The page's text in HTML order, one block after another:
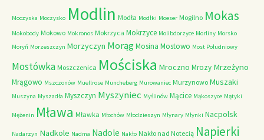
Moczyska Moczysko Modlin Modła Modłki Moeser Mogilno Mokas
Mokobody Mokowo Mokronos Mokrzyca Mokrzyce Molibdorzyce Morliny Morsko
Moryń Morzeszczyn Morzyczyn MorągMosina Mostowo Most Południowy
Mostówka Moszczenica Mościska Mroczno Mrozy Mrzeżyno
Mrągowo Mszczonów Muellrose Muncheberg Murowaniec Murzynowo Muszaki
Muszyna Myszadła Myszczyn Myszyniec Myślinów Mącice Mąkoszyce Mątyki
Mężenin Mława Mławka Młochów Młodzieszyn Młynary Młynki Nacpolsk
Nadarzyn Nadkole Nadma Nadole Nakło Nakło nad Notecią Napierki